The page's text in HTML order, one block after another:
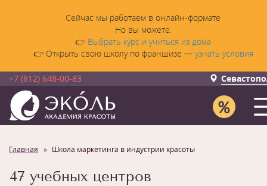
Сейчас мы работаем в онлайн-формате
Но вы можете:
👉 Выбрать курс и учиться из дома
👉 Открыть свою школу по франшизе — узнать условия
+7 (812) 648-00-83
Главная Школа маркетинга в индустрии красоты
47 учебных центров